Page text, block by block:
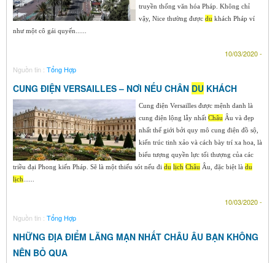
truyền thống văn hóa Pháp. Không chỉ
vậy, Nice thường được du khách Pháp ví
như một cô gái quyến......
10/03/2020 -
Nguồn tin : Tổng Hợp
CUNG ĐIỆN VERSAILLES – NƠI NẾU CHÂN DU KHÁCH
Cung điện Versailles được mệnh danh là
cung điện lộng lẫy nhất Châu Âu và đẹp
nhất thế giới bởi quy mô cung điện đồ sộ,
kiến trúc tinh xảo và cách bày trí xa hoa, là
biểu tượng quyền lực tối thượng của các
triều đại Phong kiến Pháp. Sẽ là một thiếu sót nếu đi du lịch Châu Âu, đặc biệt là du
lịch
10/03/2020 -
Nguồn tin : Tổng Hợp
NHỮNG ĐỊA ĐIỂM LÃNG MẠN NHẤT CHÂU ÂU BẠN KHÔNG
NÊN BỎ QUA